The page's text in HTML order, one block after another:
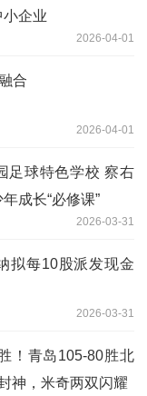
企业
2026-04-01
合
2026-04-01
足球特色学校 察右
成长“必修课”
2026-03-31
拟每10股派发现金
2026-03-31
！青岛105-80胜北
神，米奇两双闪耀